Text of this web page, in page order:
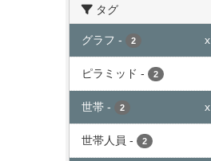
タグ
グラフ - 2 x
ピラミッド - 2
世帯 - 2 x
世帯人員 - 2